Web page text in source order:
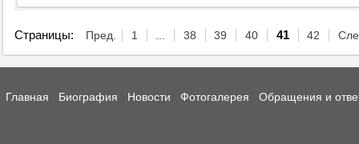
Страницы: Пред. 1 ... 38 39 40 41 42
Главная Биография Новости Фотогалерея Обращения и